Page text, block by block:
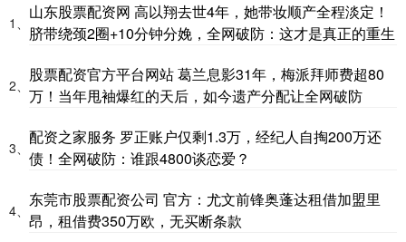
1、
山东股票配资网 高以翔去世4年，她带妆顺产全程淡定！
脐带绕颈2圈+10分钟分娩，全网破防：这才是真正的重生
2、
股票配资官方平台网站 葛兰息影31年，梅派拜师费超80
万！当年甩袖爆红的天后，如今遗产分配让全网破防
3、
配资之家服务 罗正账户仅剩1.3万，经纪人自掏200万还
债！全网破防：谁跟4800谈恋爱？
4、
东莞市股票配资公司 官方：尤文前锋奥蓬达租借加盟里
昂，租借费350万欧，无买断条款